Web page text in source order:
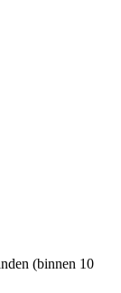
(binnen 10